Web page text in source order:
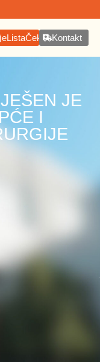
eListaČekanjaKontakt
JE
I